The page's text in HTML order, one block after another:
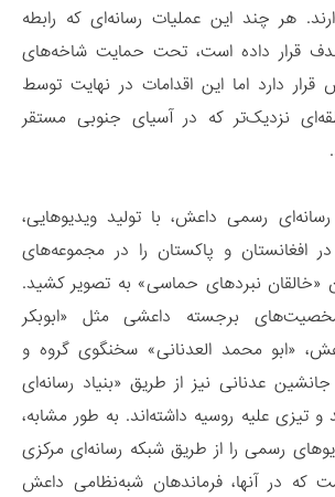
هر چند این عملیات رسانه‌ای که رابطه
قرار داده است، تحت حمایت شاخه‌های
قرار دارد اما این اقدامات در نهایت توسط
نزدیک‌تر که در آسیای جنوبی مستقر
رسمی داعش، با تولید ویدیوهایی،
افغانستان و پاکستان را در مجموعه‌های
«خالقان نبردهای حماسی» به تصویر کشید.
برجسته داعشی مثل «ابوبکر
«ابو محمد العدنانی» سخنگوی گروه و
عدنانی نیز از طریق «بنیاد رسانه‌ای
و تیزی علیه روسیه داشته‌اند. به طور مشابه،
رسمی را از طریق شبکه رسانه‌ای مرکزی
که در آنها، فرماندهان شبه‌نظامی داعش